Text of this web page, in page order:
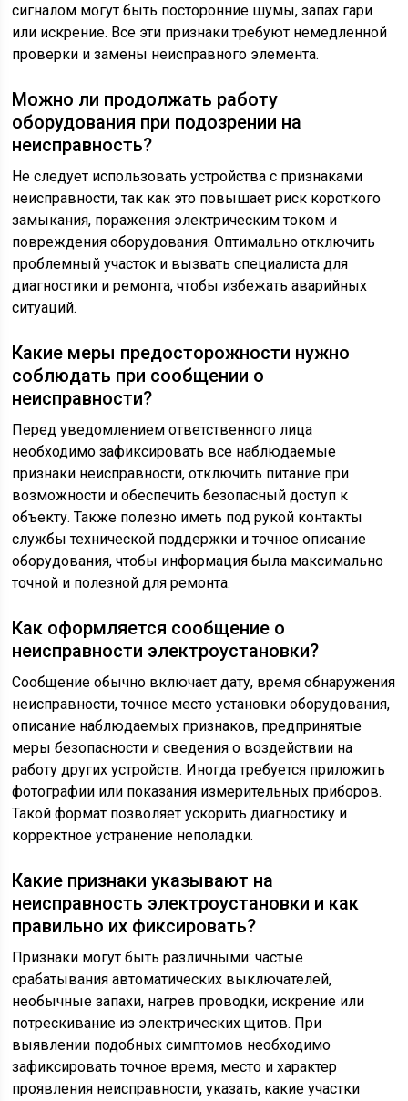
сигналом могут быть посторонние шумы, запах гари
или искрение. Все эти признаки требуют немедленной
проверки и замены неисправного элемента.
Можно ли продолжать работу
оборудования при подозрении на
неисправность?
Не следует использовать устройства с признаками
неисправности, так как это повышает риск короткого
замыкания, поражения электрическим током и
повреждения оборудования. Оптимально отключить
проблемный участок и вызвать специалиста для
диагностики и ремонта, чтобы избежать аварийных
ситуаций.
Какие меры предосторожности нужно
соблюдать при сообщении о
неисправности?
Перед уведомлением ответственного лица
необходимо зафиксировать все наблюдаемые
признаки неисправности, отключить питание при
возможности и обеспечить безопасный доступ к
объекту. Также полезно иметь под рукой контакты
службы технической поддержки и точное описание
оборудования, чтобы информация была максимально
точной и полезной для ремонта.
Как оформляется сообщение о
неисправности электроустановки?
Сообщение обычно включает дату, время обнаружения
неисправности, точное место установки оборудования,
описание наблюдаемых признаков, предпринятые
меры безопасности и сведения о воздействии на
работу других устройств. Иногда требуется приложить
фотографии или показания измерительных приборов.
Такой формат позволяет ускорить диагностику и
корректное устранение неполадки.
Какие признаки указывают на
неисправность электроустановки и как
правильно их фиксировать?
Признаки могут быть различными: частые
срабатывания автоматических выключателей,
необычные запахи, нагрев проводки, искрение или
потрескивание из электрических щитов. При
выявлении подобных симптомов необходимо
зафиксировать точное время, место и характер
проявления неисправности, указать, какие участки